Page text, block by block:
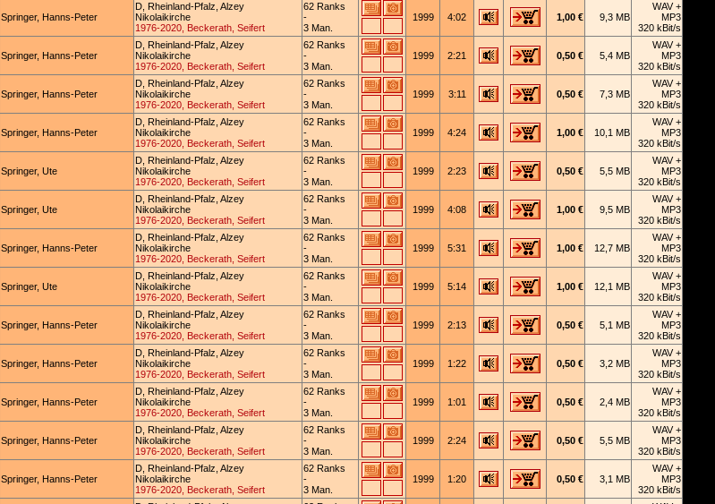
Springer, Hanns-Peter
D, Rheinland-Pfalz, Alzey
Nikolaikirche
1976-2020, Beckerath, Seifert
62 Ranks
-
3 Man.
1999 4:02 1,00 € 9,3 MB
WAV +
MP3
320 kBit/s
Springer, Hanns-Peter
D, Rheinland-Pfalz, Alzey
Nikolaikirche
1976-2020, Beckerath, Seifert
62 Ranks
-
3 Man.
1999 2:21 0,50 € 5,4 MB
WAV +
MP3
320 kBit/s
Springer, Hanns-Peter
D, Rheinland-Pfalz, Alzey
Nikolaikirche
1976-2020, Beckerath, Seifert
62 Ranks
-
3 Man.
1999 3:11 0,50 € 7,3 MB
WAV +
MP3
320 kBit/s
Springer, Hanns-Peter
D, Rheinland-Pfalz, Alzey
Nikolaikirche
1976-2020, Beckerath, Seifert
62 Ranks
-
3 Man.
1999 4:24 1,00 € 10,1 MB
WAV +
MP3
320 kBit/s
Springer, Ute
D, Rheinland-Pfalz, Alzey
Nikolaikirche
1976-2020, Beckerath, Seifert
62 Ranks
-
3 Man.
1999 2:23 0,50 € 5,5 MB
WAV +
MP3
320 kBit/s
Springer, Ute
D, Rheinland-Pfalz, Alzey
Nikolaikirche
1976-2020, Beckerath, Seifert
62 Ranks
-
3 Man.
1999 4:08 1,00 € 9,5 MB
WAV +
MP3
320 kBit/s
Springer, Hanns-Peter
D, Rheinland-Pfalz, Alzey
Nikolaikirche
1976-2020, Beckerath, Seifert
62 Ranks
-
3 Man.
1999 5:31 1,00 € 12,7 MB
WAV +
MP3
320 kBit/s
Springer, Ute
D, Rheinland-Pfalz, Alzey
Nikolaikirche
1976-2020, Beckerath, Seifert
62 Ranks
-
3 Man.
1999 5:14 1,00 € 12,1 MB
WAV +
MP3
320 kBit/s
Springer, Hanns-Peter
D, Rheinland-Pfalz, Alzey
Nikolaikirche
1976-2020, Beckerath, Seifert
62 Ranks
-
3 Man.
1999 2:13 0,50 € 5,1 MB
WAV +
MP3
320 kBit/s
Springer, Hanns-Peter
D, Rheinland-Pfalz, Alzey
Nikolaikirche
1976-2020, Beckerath, Seifert
62 Ranks
-
3 Man.
1999 1:22 0,50 € 3,2 MB
WAV +
MP3
320 kBit/s
Springer, Hanns-Peter
D, Rheinland-Pfalz, Alzey
Nikolaikirche
1976-2020, Beckerath, Seifert
62 Ranks
-
3 Man.
1999 1:01 0,50 € 2,4 MB
WAV +
MP3
320 kBit/s
Springer, Hanns-Peter
D, Rheinland-Pfalz, Alzey
Nikolaikirche
1976-2020, Beckerath, Seifert
62 Ranks
-
3 Man.
1999 2:24 0,50 € 5,5 MB
WAV +
MP3
320 kBit/s
Springer, Hanns-Peter
D, Rheinland-Pfalz, Alzey
Nikolaikirche
1976-2020, Beckerath, Seifert
62 Ranks
-
3 Man.
1999 1:20 0,50 € 3,1 MB
WAV +
MP3
320 kBit/s